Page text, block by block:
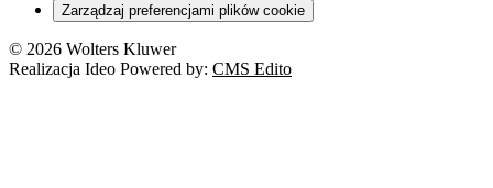
Zarządzaj preferencjami plików cookie
© 2026 Wolters Kluwer
Realizacja Ideo Powered by: CMS Edito